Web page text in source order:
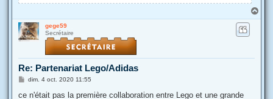
a
gege59
Secrétaire
Re: Partenariat Lego/Adidas
M
s
dim. 4 oct. 2020 11:55
ce n'était pas la première collaboration entre Lego et une grande